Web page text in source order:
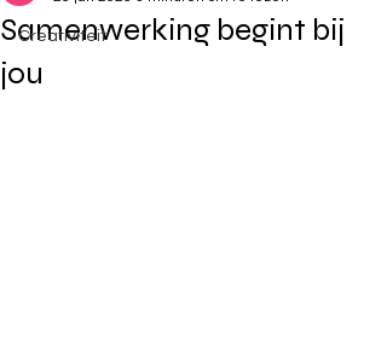
Creativiteit
Samenwerking begint bij
jou